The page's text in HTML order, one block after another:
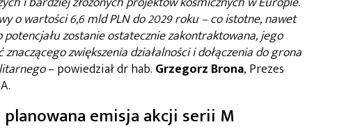
o wartości 6,6 mld PLN do 2029 roku – co istotne, nawet
potencjału zostanie ostatecznie zakontraktowana, jego
zwiększenia działalności i dołączenia do grona
– powiedział dr hab. Grzegorz Brona, Prezes
emisja akcji serii M